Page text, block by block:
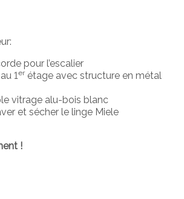
pour l’escalier
1erétage avec structure en métal
vitrage alu-bois blanc
et sécher le linge Miele
!